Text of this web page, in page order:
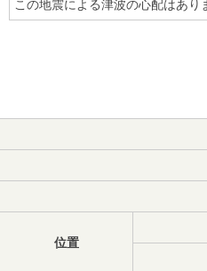
この地震による津波の心配はあり
位置